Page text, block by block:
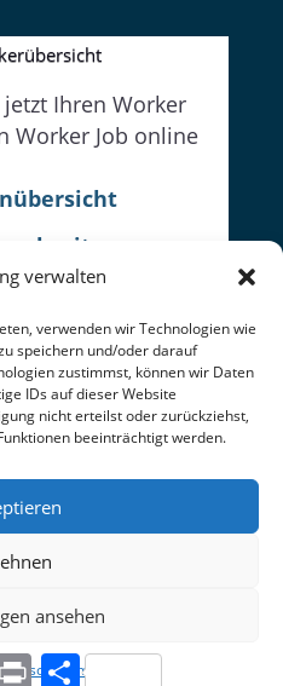
verwalten
verwenden wir Technologien wie
speichern und/oder darauf
zustimmst, können wir Daten
IDs auf dieser Website
nicht erteilst oder zurückziehst,
beeinträchtigt werden.
ansehen
Impressum
Ihren Worker
Worker Job online
|Impressum|
Online seit: 15.06.26
Print Teilen